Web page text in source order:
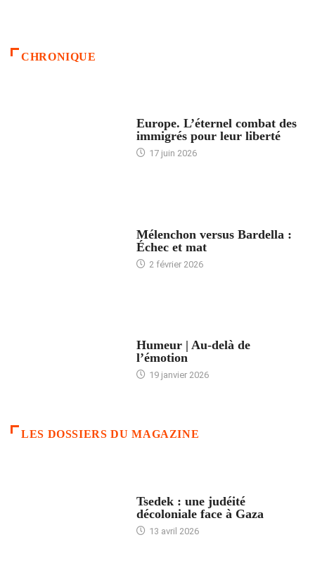
CHRONIQUE
Europe. L’éternel combat des
immigrés pour leur liberté
17 juin 2026
Mélenchon versus Bardella :
Échec et mat
2 février 2026
Humeur | Au-delà de
l’émotion
19 janvier 2026
LES DOSSIERS DU MAGAZINE
Tsedek : une judéité
décoloniale face à Gaza
13 avril 2026